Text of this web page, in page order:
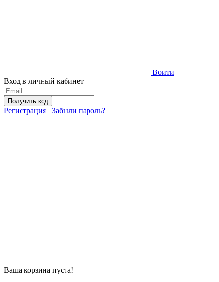
Войти
Вход в личный кабинет
Получить код
Регистрация Забыли пароль?
Ваша корзина пуста!